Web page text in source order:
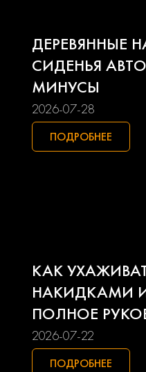
Lifan
Mitsubishi
Seat
Smart
Subaru
ДЕРЕВЯННЫЕ
СИДЕНЬЯ
МИНУСЫ
2026-07-28
ПОДРОБНЕЕ
КАК
НАКИДКАМИ
ПОЛНОЕ
2026-07-22
ПОДРОБНЕЕ